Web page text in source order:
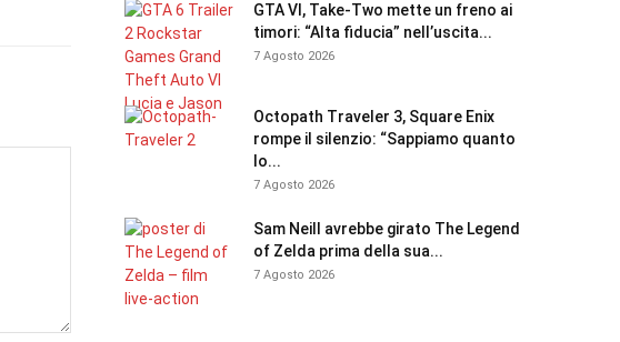
GTA VI, Take-Two mette un freno ai
timori: “Alta fiducia” nell’uscita...
7 Agosto 2026
Octopath Traveler 3, Square Enix
rompe il silenzio: “Sappiamo quanto
lo...
7 Agosto 2026
Sam Neill avrebbe girato The Legend
of Zelda prima della sua...
7 Agosto 2026